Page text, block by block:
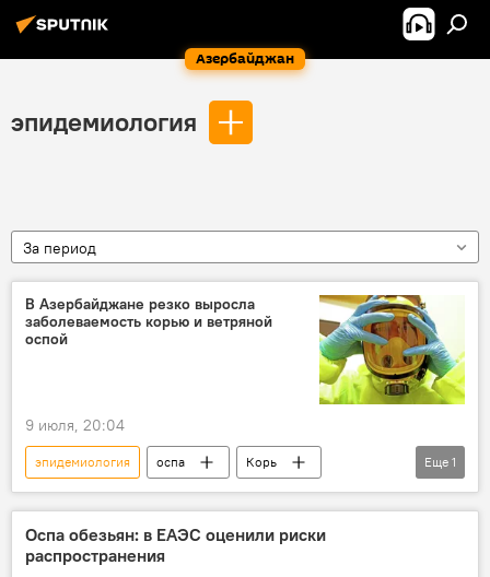
Азербайджан
эпидемиология
За период
В Азербайджане резко выросла
заболеваемость корью и ветряной
оспой
9 июля, 20:04
эпидемиология оспа
Корь
заболеваемость
Еще 1
Оспа обезьян: в ЕАЭС оценили риски
распространения